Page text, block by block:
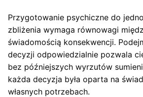
Przygotowanie psychiczne do
zbliżenia wymaga równowagi
świadomością konsekwencji.
decyzji odpowiedzialnie pozwala
bez późniejszych wyrzutów
każda decyzja była oparta na
własnych potrzebach.